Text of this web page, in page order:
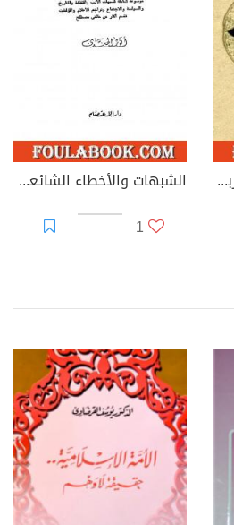
الموسوعة الإسلامية العربية - المجلد التاسع: الثقافة العربية إسلامية أصولها وانتمائها
الشبهات والأخطاء الشائعة في الفكر الإسلامي
1